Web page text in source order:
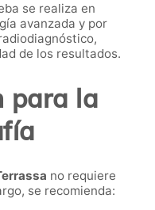
se realiza en
avanzada y por
de los resultados.
para la
no requiere
se recomienda: